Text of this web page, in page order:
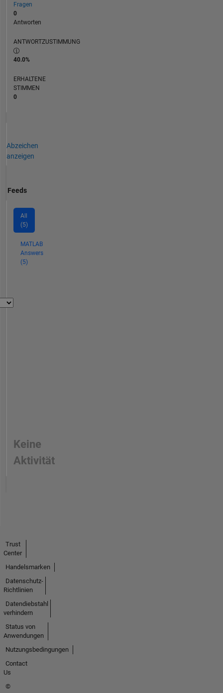
Fragen
0
Antworten
ANTWORTZUSTIMMUNG
40.0%
ERHALTENE
STIMMEN
0
Abzeichen
anzeigen
Feeds
All
(5)
MATLAB
Answers
(5)
Keine
Aktivität
Trust
Center
Handelsmarken
Datenschutz-
Richtlinien
Datendiebstahl
verhindern
Status von
Anwendungen
Nutzungsbedingungen
Contact
Us
©